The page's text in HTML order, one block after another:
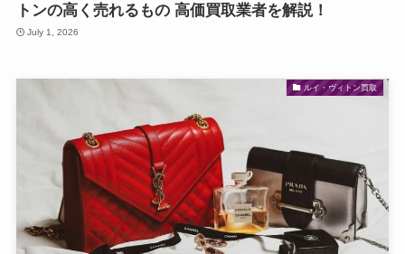
トンの高く売れるもの 高価買取業者を解説！
July 1, 2026
ルイ・ヴィトン買取